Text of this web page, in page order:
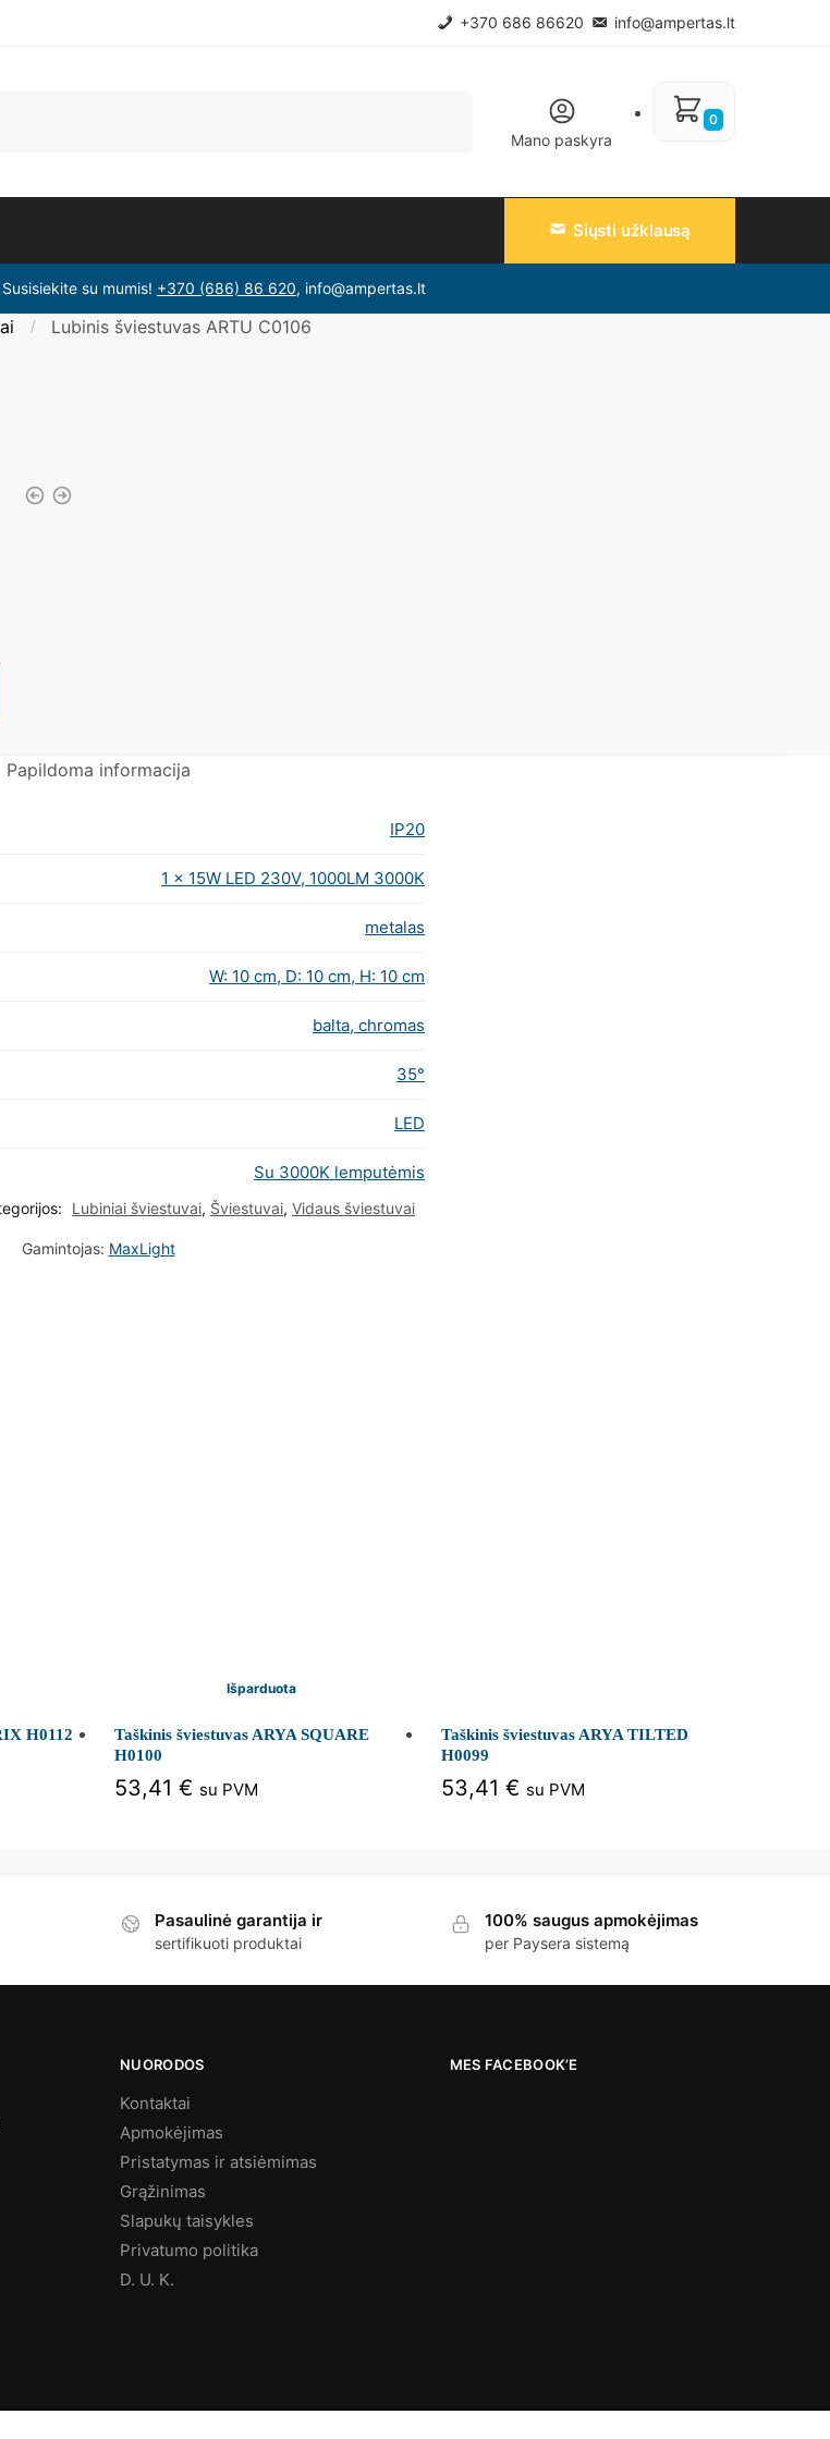
+370 686 86620 info@ampertas.lt
Mano paskyra
0
Siųsti užklausą
su mumis! +370 (686) 86 620, info@ampertas.lt
/ Lubinis šviestuvas ARTU C0106
Papildoma informacija
IP20
1 x 15W LED 230V, 1000LM 3000K
metalas
W: 10 cm, D: 10 cm, H: 10 cm
balta, chromas
35°
LED
Su 3000K lemputėmis
Lubiniai šviestuvai, Šviestuvai, Vidaus šviestuvai
Gamintojas: MaxLight
H0112
Išparduota
Taškinis šviestuvas ARYA SQUARE
H0100
53,41 € su PVM
Taškinis šviestuvas ARYA TILTED
H0099
53,41 € su PVM
Pasaulinė garantija ir
sertifikuoti produktai
100% saugus apmokėjimas
per Paysera sistemą
NUORODOS
Kontaktai
Apmokėjimas
Pristatymas ir atsiėmimas
Grąžinimas
Slapukų taisykles
Privatumo politika
D. U. K.
MES FACEBOOK’E